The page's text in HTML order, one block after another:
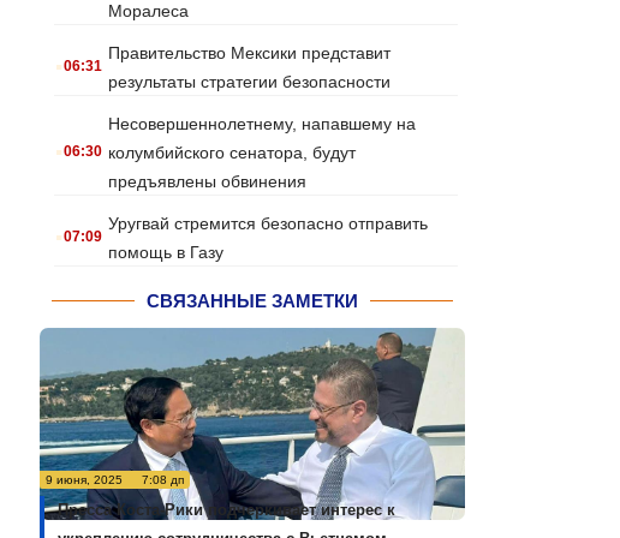
Моралеса
.06:31
Правительство Мексики представит
результаты стратегии безопасности
.06:30
Несовершеннолетнему, напавшему на
колумбийского сенатора, будут
предъявлены обвинения
.07:09
Уругвай стремится безопасно отправить
помощь в Газу
СВЯЗАННЫЕ ЗАМЕТКИ
9 июня, 2025 7:08 дп
Пресса Коста-Рики подчеркивает интерес к